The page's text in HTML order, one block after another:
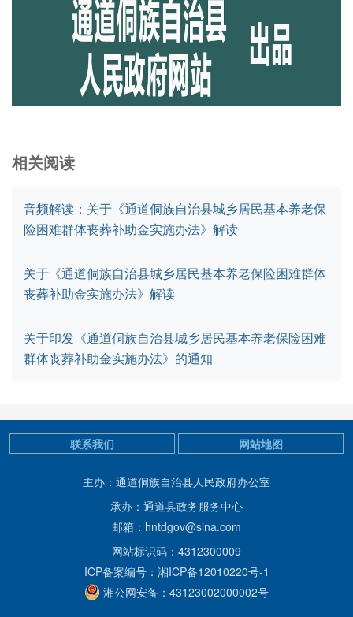
相关阅读
音频解读：关于《通道侗族自治县城乡居民基本养老保
险困难群体丧葬补助金实施办法》解读
关于《通道侗族自治县城乡居民基本养老保险困难群体
丧葬补助金实施办法》解读
关于印发《通道侗族自治县城乡居民基本养老保险困难
群体丧葬补助金实施办法》的通知
主办：通道侗族自治县人民政府办公室
承办：通道县政务服务中心
邮箱：hntdgov@sina.com
网站标识码：4312300009
ICP备案编号：湘ICP备12010220号-1
湘公网安备：43123002000002号
联系我们 网站地图